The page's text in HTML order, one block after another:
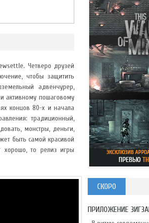
Четверо друзей
чтобы защитить
адвенчурер,
активному пошаговому
концов 80-х и начала
традиционный,
монстры, деньги,
быть самой красивой
то релиз игры
СКОРО
ПРИЛОЖЕНИЕ